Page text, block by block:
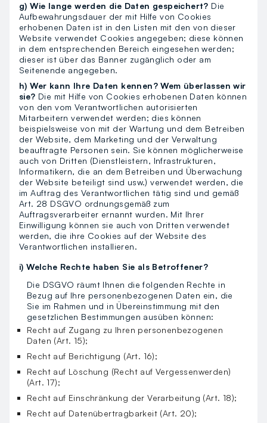
g) Wie lange werden die Daten gespeichert? Die
Aufbewahrungsdauer der mit Hilfe von Cookies
erhobenen Daten ist in den Listen mit den von dieser
Website verwendet Cookies angegeben; diese können
in dem entsprechenden Bereich eingesehen werden;
dieser ist über das Banner zugänglich oder am
Seitenende angegeben.
h) Wer kann Ihre Daten kennen? Wem überlassen wir
sie? Die mit Hilfe von Cookies erhobenen Daten können
von den vom Verantwortlichen autorisierten
Mitarbeitern verwendet werden; dies können
beispielsweise von mit der Wartung und dem Betreiben
der Website, dem Marketing und der Verwaltung
beauftragte Personen sein. Sie können möglicherweise
auch von Dritten (Dienstleistern, Infrastrukturen,
Informatikern, die an dem Betreiben und Überwachung
der Website beteiligt sind usw.) verwendet werden, die
im Auftrag des Verantwortlichen tätig sind und gemäß
Art. 28 DSGVO ordnungsgemäß zum
Auftragsverarbeiter ernannt wurden. Mit Ihrer
Einwilligung können sie auch von Dritten verwendet
werden, die ihre Cookies auf der Website des
Verantwortlichen installieren.
i) Welche Rechte haben Sie als Betroffener?
Die DSGVO räumt Ihnen die folgenden Rechte in
Bezug auf Ihre personenbezogenen Daten ein, die
Sie im Rahmen und in Übereinstimmung mit den
gesetzlichen Bestimmungen ausüben können:
Recht auf Zugang zu Ihren personenbezogenen
Daten (Art. 15);
Recht auf Berichtigung (Art. 16);
Recht auf Löschung (Recht auf Vergessenwerden)
(Art. 17);
Recht auf Einschränkung der Verarbeitung (Art. 18);
Recht auf Datenübertragbarkeit (Art. 20);